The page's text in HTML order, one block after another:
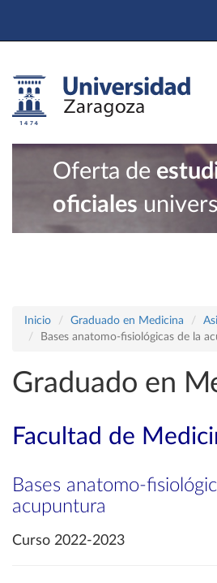
Oferta de
oficiales
Inicio Graduado en Medicina
Bases anatomo-fisiológicas de la
Graduado en
Facultad de
Bases anatomo-
acupuntura
Curso 2022-2023